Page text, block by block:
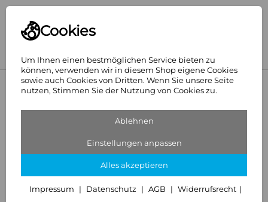
Cookies
Um Ihnen einen bestmöglichen Service bieten zu
können, verwenden wir in diesem Shop eigene Cookies
sowie auch Cookies von Dritten. Wenn Sie unsere Seite
nutzen, Stimmen Sie der Nutzung von Cookies zu.
Ablehnen
Einstellungen anpassen
Alles akzeptieren
Impressum Datenschutz AGB
Widerrufsrecht
Hansa